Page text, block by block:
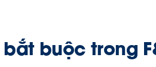
buộc trong